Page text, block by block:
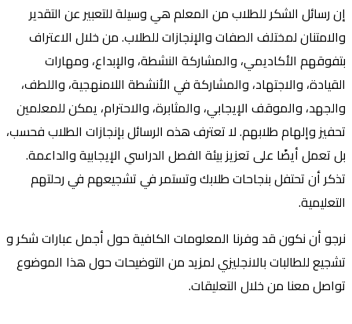
إن رسائل الشكر للطلاب من المعلم هي وسيلة للتعبير عن التقدير
والامتنان لمختلف الصفات والإنجازات للطلاب. من خلال الاعتراف
بتفوقهم الأكاديمي، والمشاركة النشطة، والإبداع، ومهارات
القيادة، والاجتهاد، والمشاركة في الأنشطة اللامنهجية، واللطف،
والجهد، والموقف الإيجابي، والمثابرة، والاحترام، يمكن للمعلمين
تحفيز وإلهام طلابهم. لا تعترف هذه الرسائل بإنجازات الطلاب فحسب،
بل تعمل أيضًا على تعزيز بيئة الفصل الدراسي الإيجابية والداعمة.
تذكر أن تحتفل بنجاحات طلابك وتستمر في تشجيعهم في رحلتهم
التعليمية.
نرجو أن نكون قد وفرنا المعلومات الكافية حول أجمل عبارات شكر و
تشجيع للطالبات بالانجليزي لمزيد من التوضيحات حول هذا الموضوع
تواصل معنا من خلال التعليقات.